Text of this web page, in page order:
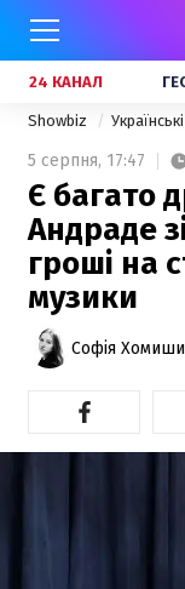
24 КАНАЛ
Showbiz
5 серпня, 17:47
Є багато
Андраде
гроші на
музики
Софія